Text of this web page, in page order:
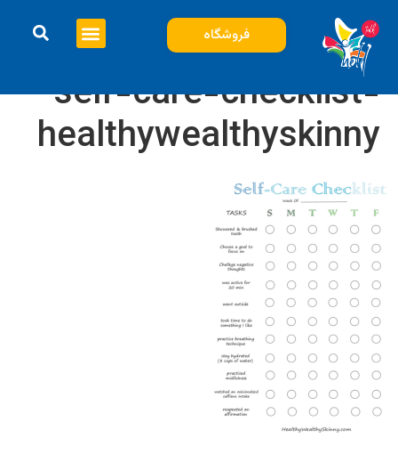
فروشگاه
self-care-checklist-
healthywealthyskinny